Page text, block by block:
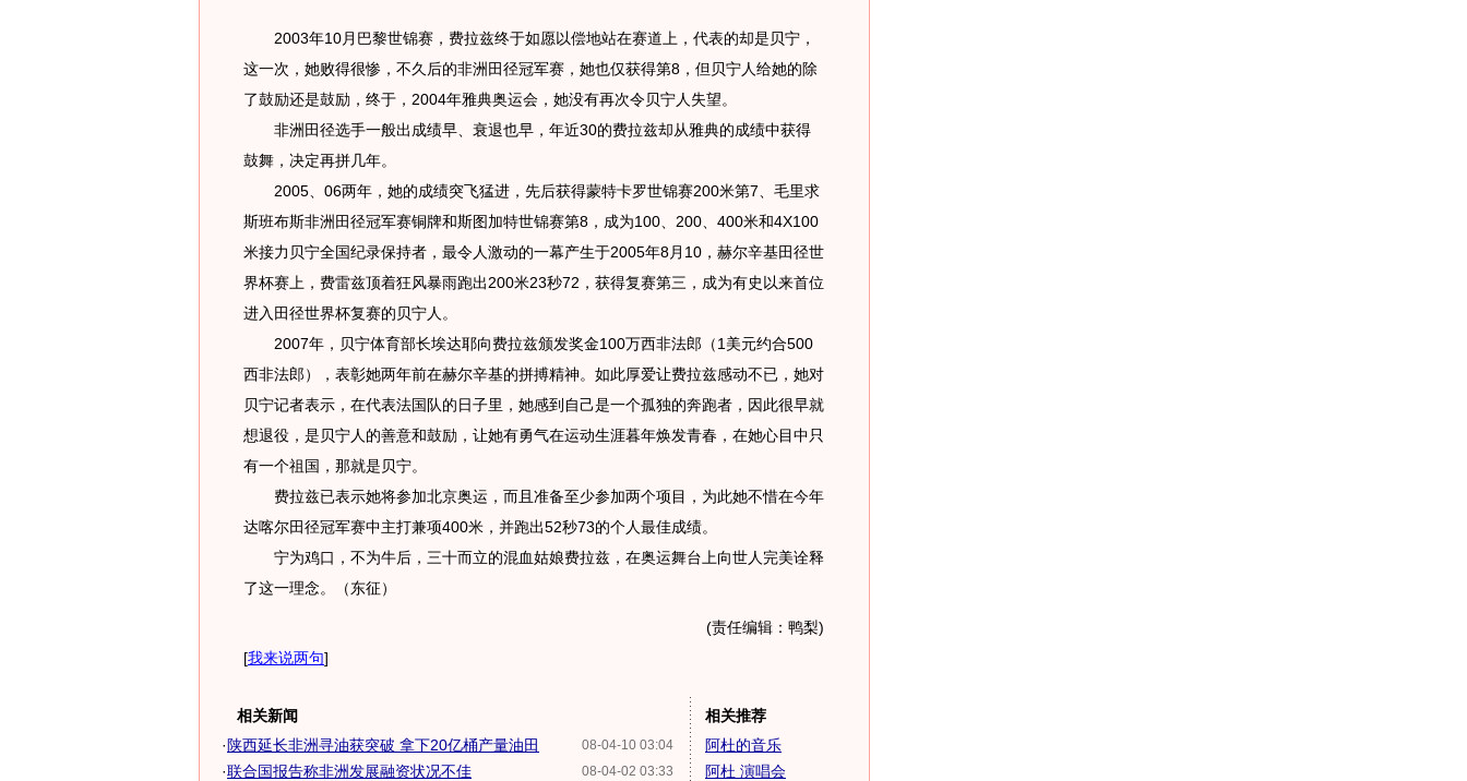
2003年10月巴黎世锦赛，费拉兹终于如愿以偿地站在赛道上，代表的却是贝宁，
这一次，她败得很惨，不久后的非洲田径冠军赛，她也仅获得第8，但贝宁人给她的除
了鼓励还是鼓励，终于，2004年雅典奥运会，她没有再次令贝宁人失望。
非洲田径选手一般出成绩早、衰退也早，年近30的费拉兹却从雅典的成绩中获得
鼓舞，决定再拼几年。
2005、06两年，她的成绩突飞猛进，先后获得蒙特卡罗世锦赛200米第7、毛里求
斯班布斯非洲田径冠军赛铜牌和斯图加特世锦赛第8，成为100、200、400米和4X100
米接力贝宁全国纪录保持者，最令人激动的一幕产生于2005年8月10，赫尔辛基田径世
界杯赛上，费雷兹顶着狂风暴雨跑出200米23秒72，获得复赛第三，成为有史以来首位
进入田径世界杯复赛的贝宁人。
2007年，贝宁体育部长埃达耶向费拉兹颁发奖金100万西非法郎（1美元约合500
西非法郎），表彰她两年前在赫尔辛基的拼搏精神。如此厚爱让费拉兹感动不已，她对
贝宁记者表示，在代表法国队的日子里，她感到自己是一个孤独的奔跑者，因此很早就
想退役，是贝宁人的善意和鼓励，让她有勇气在运动生涯暮年焕发青春，在她心目中只
有一个祖国，那就是贝宁。
费拉兹已表示她将参加北京奥运，而且准备至少参加两个项目，为此她不惜在今年
达喀尔田径冠军赛中主打兼项400米，并跑出52秒73的个人最佳成绩。
宁为鸡口，不为牛后，三十而立的混血姑娘费拉兹，在奥运舞台上向世人完美诠释
了这一理念。（东征）
(责任编辑：鸭梨)
[我来说两句]
相关新闻
08-04-10 03:04
· 陕西延长非洲寻油获突破 拿下20亿桶产量油田
08-04-02 03:33
·联合国报告称非洲发展融资状况不佳
相关推荐
阿杜的音乐
阿杜 演唱会